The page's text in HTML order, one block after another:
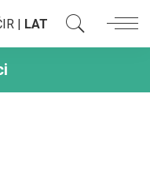
| LAT